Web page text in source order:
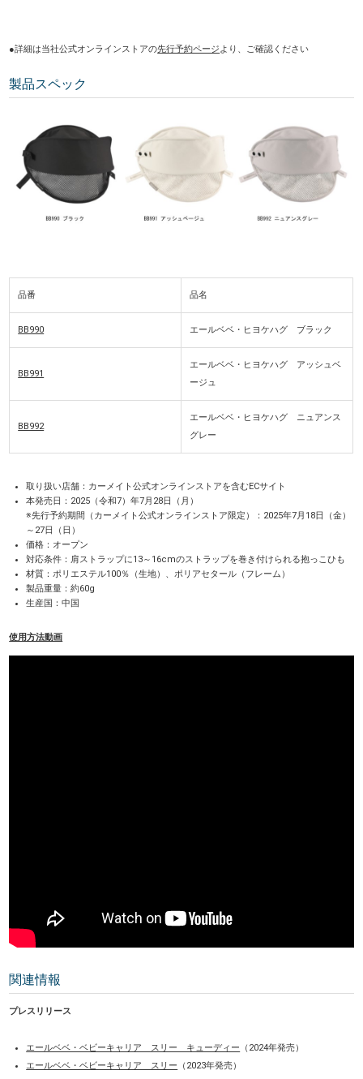
●詳細は当社公式オンラインストアの先行予約ページより、ご確認ください
製品スペック
品番 品名
BB990 エールベベ・ヒヨケハグ ブラック
BB991
エールベベ・ヒヨケハグ アッシュベ
ージュ
BB992
エールベベ・ヒヨケハグ ニュアンス
グレー
取り扱い店舗：カーメイト公式オンラインストアを含むECサイト
本発売日：2025（令和7）年7月28日（月）
※先行予約期間（カーメイト公式オンラインストア限定）：2025年7月18日（金）
～27日（日）
価格：オープン
対応条件：肩ストラップに13～16cmのストラップを巻き付けられる抱っこひも
材質：ポリエステル100％（生地）、ポリアセタール（フレーム）
製品重量：約60g
生産国：中国
使用方法動画
関連情報
プレスリリース
エールベベ・ベビーキャリア スリー キューディー （2024年発売）
エールベベ・ベビーキャリア スリー （2023年発売）